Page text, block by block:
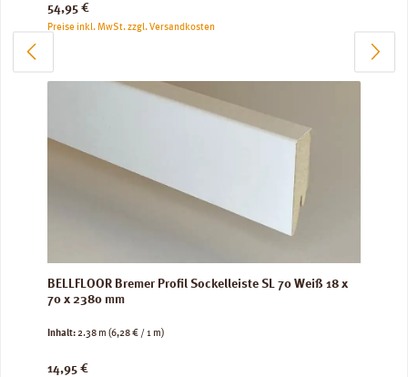
Regulärer Preis:
54,95 €
Preise inkl. MwSt. zzgl. Versandkosten
BELLFLOOR Bremer Profil Sockelleiste SL 70 Weiß 18 x
70 x 2380 mm
Inhalt:2.38 m (6,28 € / 1 m)
Regulärer Preis:
14,95 €